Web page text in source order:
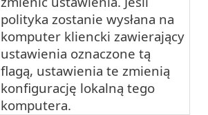
polityka zostanie wysłana na
komputer kliencki zawierający
ustawienia oznaczone tą
flagą, ustawienia te zmienią
konfigurację lokalną tego
komputera.